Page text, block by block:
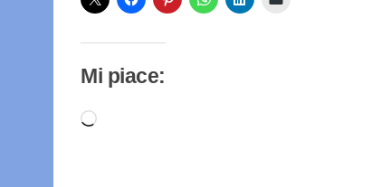
Mi piace:
Caricamento